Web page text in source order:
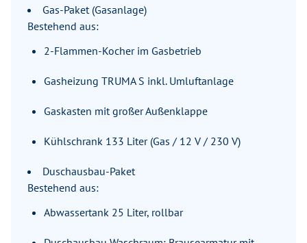
Gas-Paket (Gasanlage)
Bestehend aus:
2-Flammen-Kocher im Gasbetrieb
Gasheizung TRUMA S inkl. Umluftanlage
Gaskasten mit großer Außenklappe
Kühlschrank 133 Liter (Gas / 12 V / 230 V)
Duschausbau-Paket
Bestehend aus:
Abwassertank 25 Liter, rollbar